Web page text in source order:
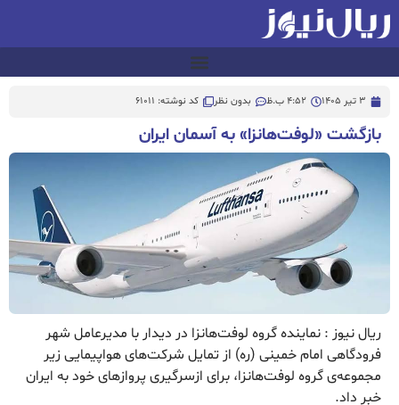
3 تیر 1405 4:52 ب.ظ بدون نظر کد نوشته: 61011
بازگشت «لوفت‌هانزا» به آسمان ایران
ریال نیوز : نماینده گروه لوفت‌هانزا در دیدار با مدیرعامل شهر
فرودگاهی امام خمینی (ره) از تمایل شرکت‌های هواپیمایی زیر
مجموعه‌ی گروه لوفت‌هانزا، برای ازسرگیری پروازهای خود به ایران
خبر داد.